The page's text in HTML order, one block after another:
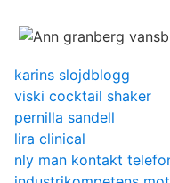
karins slojdblogg
viski cocktail shaker
pernilla sandell
lira clinical
nly man kontakt